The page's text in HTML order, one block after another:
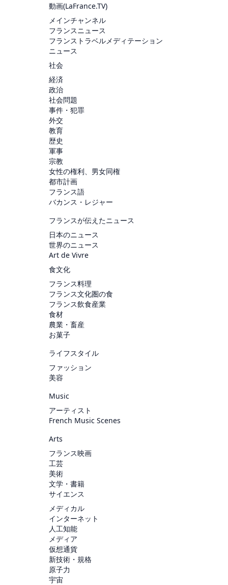
動画(LaFrance.TV)
メインチャンネル
フランスニュース
フランストラベルメディテーション
ニュース
社会
経済
政治
社会問題
事件・犯罪
外交
教育
歴史
軍事
宗教
女性の権利、男女同権
都市計画
フランス語
バカンス・レジャー
フランスが伝えたニュース
日本のニュース
世界のニュース
Art de Vivre
食文化
フランス料理
フランス文化圏の食
フランス飲食産業
食材
農業・畜産
お菓子
ライフスタイル
ファッション
美容
Music
アーティスト
French Music Scenes
Arts
フランス映画
工芸
美術
文学・書籍
サイエンス
メディカル
インターネット
人工知能
メディア
仮想通貨
新技術・規格
原子力
宇宙